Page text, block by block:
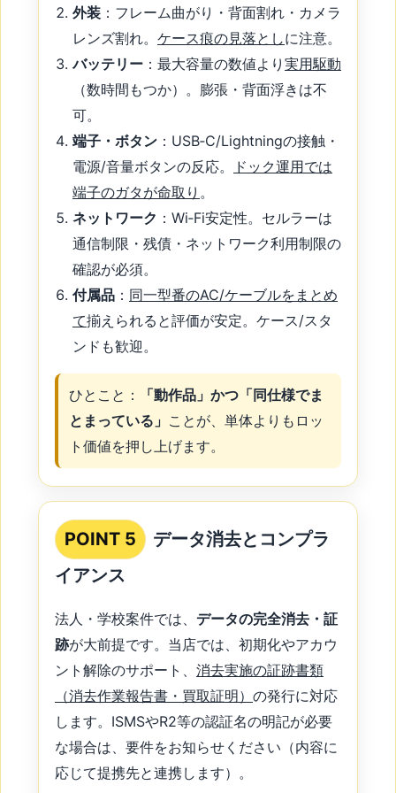
外装 ：フレーム曲がり・背面割れ・カメラ
レンズ割れ。 ケース痕の見落としに注意。
バッテリー ：最大容量の数値より 実用駆動
（数時間もつか）。膨張・背面浮きは不
可。
端子・ボタン ：USB‑C/Lightningの接触・
電源/音量ボタンの反応。
ドック運用では
端子のガタが命取り 。
ネットワーク ：Wi‑Fi安定性。セルラーは
通信制限・残債・ネットワーク利用制限の
確認が必須。
付属品 ： 同一型番のAC/ケーブルをまとめ
て揃えられると評価が安定。ケース/スタ
ンドも歓迎。
ひとこと：
「動作品」かつ「同仕様でま
とまっている」 ことが、単体よりもロッ
ト価値を押し上げます。
POINT 5
データ消去とコンプラ
イアンス
法人・学校案件では、 データの完全消去・証
跡が大前提です。当店では、初期化やアカウ
ント解除のサポート、 消去実施の証跡書類
（消去作業報告書・買取証明） の発行に対応
します。ISMSやR2等の認証名の明記が必要
な場合は、要件をお知らせください（内容に
応じて提携先と連携します）。